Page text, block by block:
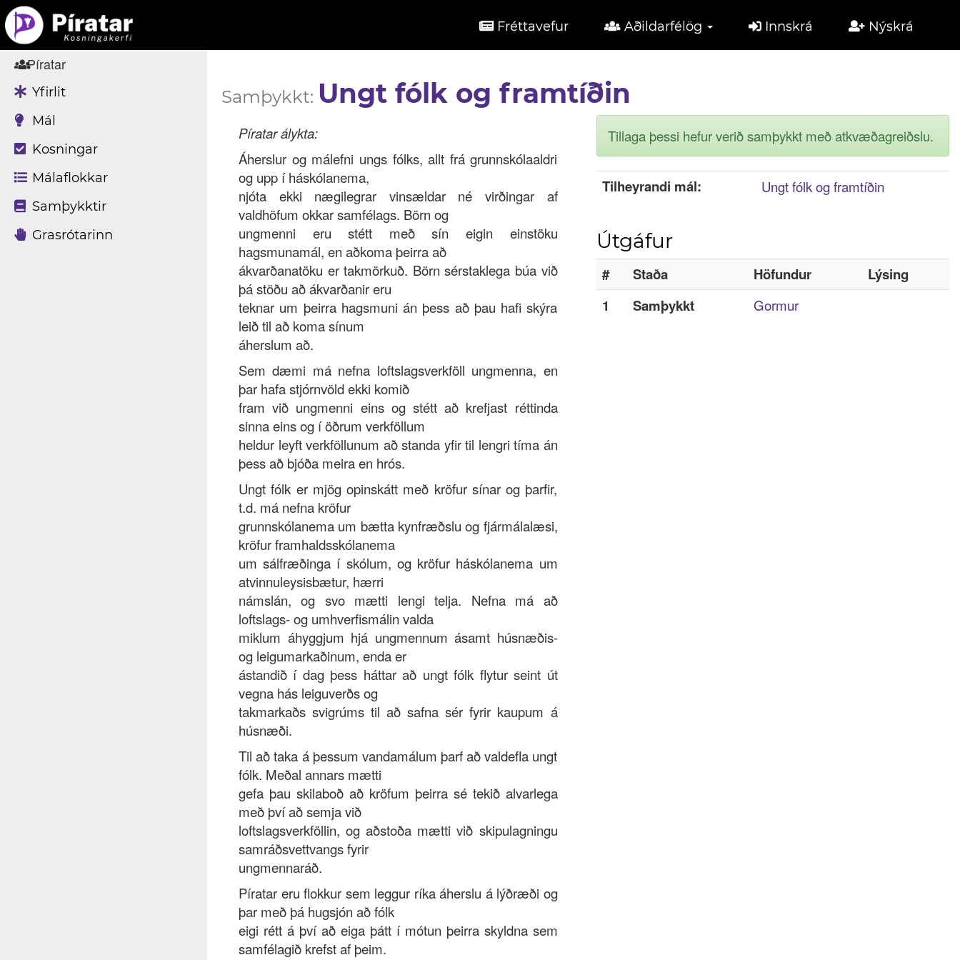
Fréttavefur Aðildarfélög Innskrá Nýskrá
Píratar
Yfirlit
Mál
Kosningar
Málaflokkar
Samþykktir
Grasrótarinn
Samþykkt: Ungt fólk og framtíðin
Píratar álykta:
Áherslur og málefni ungs fólks, allt frá grunnskólaaldri
og upp í háskólanema,
njóta ekki nægilegrar vinsældar né virðingar af
valdhöfum okkar samfélags. Börn og
ungmenni eru stétt með sín eigin einstöku
hagsmunamál, en aðkoma þeirra að
ákvarðanatöku er takmörkuð. Börn sérstaklega búa við
þá stöðu að ákvarðanir eru
teknar um þeirra hagsmuni án þess að þau hafi skýra
leið til að koma sínum
áherslum að.
Sem dæmi má nefna loftslagsverkföll ungmenna, en
þar hafa stjórnvöld ekki komið
fram við ungmenni eins og stétt að krefjast réttinda
sinna eins og í öðrum verkföllum
heldur leyft verkföllunum að standa yfir til lengri tíma án
þess að bjóða meira en hrós.
Ungt fólk er mjög opinskátt með kröfur sínar og þarfir,
t.d. má nefna kröfur
grunnskólanema um bætta kynfræðslu og fjármálalæsi,
kröfur framhaldsskólanema
um sálfræðinga í skólum, og kröfur háskólanema um
atvinnuleysisbætur, hærri
námslán, og svo mætti lengi telja. Nefna má að
loftslags- og umhverfismálin valda
miklum áhyggjum hjá ungmennum ásamt húsnæðis-
og leigumarkaðinum, enda er
ástandið í dag þess háttar að ungt fólk flytur seint út
vegna hás leiguverðs og
takmarkaðs svigrúms til að safna sér fyrir kaupum á
húsnæði.
Til að taka á þessum vandamálum þarf að valdefla ungt
fólk. Meðal annars mætti
gefa þau skilaboð að kröfum þeirra sé tekið alvarlega
með því að semja við
loftslagsverkföllin, og aðstoða mætti við skipulagningu
samráðsvettvangs fyrir
ungmennaráð.
Píratar eru flokkur sem leggur ríka áherslu á lýðræði og
þar með þá hugsjón að fólk
eigi rétt á því að eiga þátt í mótun þeirra skyldna sem
samfélagið krefst af þeim.
Tillaga þessi hefur verið samþykkt með atkvæðagreiðslu.
Tilheyrandi mál: Ungt fólk og framtíðin
Útgáfur
# Staða Höfundur
Lýsing
1
Samþykkt Gormur